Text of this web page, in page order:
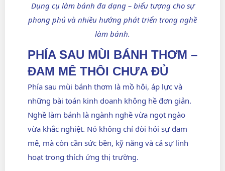
Dụng cụ làm bánh đa dạng – biểu tượng cho sự
phong phú và nhiều hướng phát triển trong nghề
làm bánh.
PHÍA SAU MÙI BÁNH THƠM –
ĐAM MÊ THÔI CHƯA ĐỦ
Phía sau mùi bánh thơm là mồ hôi, áp lực và
những bài toán kinh doanh không hề đơn giản.
Nghề làm bánh là ngành nghề vừa ngọt ngào
vừa khắc nghiệt. Nó không chỉ đòi hỏi sự đam
mê, mà còn cần sức bền, kỹ năng và cả sự linh
hoạt trong thích ứng thị trường.